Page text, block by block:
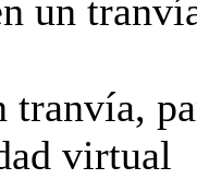
un
virtual